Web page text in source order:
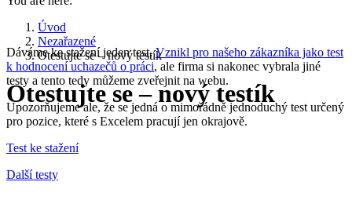
Úvod
Nezařazené
Otestujte se – nový testík
Otestujte se – nový testík
Dáváme ke stažení jeden test.Vznikl pro našeho zákazníka jako test
k hodnocení uchazečů o práci, ale firma si nakonec vybrala jiné
testy a tento tedy můžeme zveřejnit na webu.
Upozorňujeme ale, že se jedná o mimořádně jednoduchý test určený
pro pozice, které s Excelem pracují jen okrajově.
Test ke stažení
Další testy